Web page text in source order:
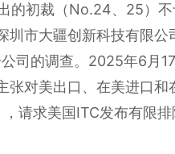
的初裁（No.24、25）
市大疆创新科技有限公
司的调查。2025年6月
对美出口、在美进口和
请求美国ITC发布有限排